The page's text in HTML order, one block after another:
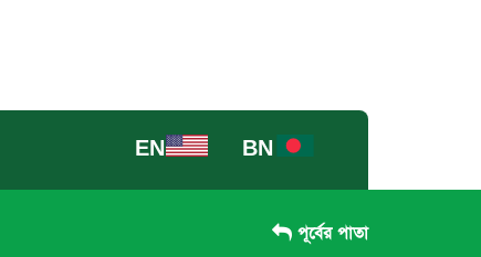
EN BN
পূর্বের পাতা